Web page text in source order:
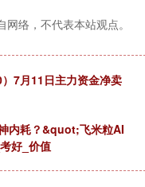
络，不代表本站观点。
7月11日主力资金净卖
内耗？&quot;飞米粒AI
好_价值